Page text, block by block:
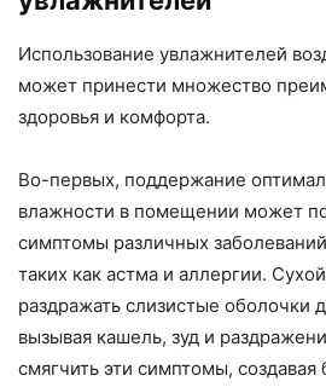
Использование увлажнителей
может принести множество
здоровья и комфорта.
Во-первых, поддержание
влажности в помещении может
симптомы различных
таких как астма и аллергии.
раздражать слизистые оболочки
вызывая кашель, зуд и
смягчить эти симптомы,